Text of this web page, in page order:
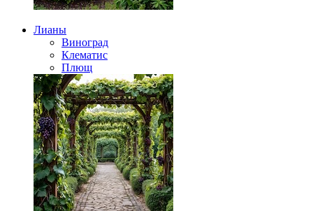
Лианы
Виноград
Клематис
Плющ